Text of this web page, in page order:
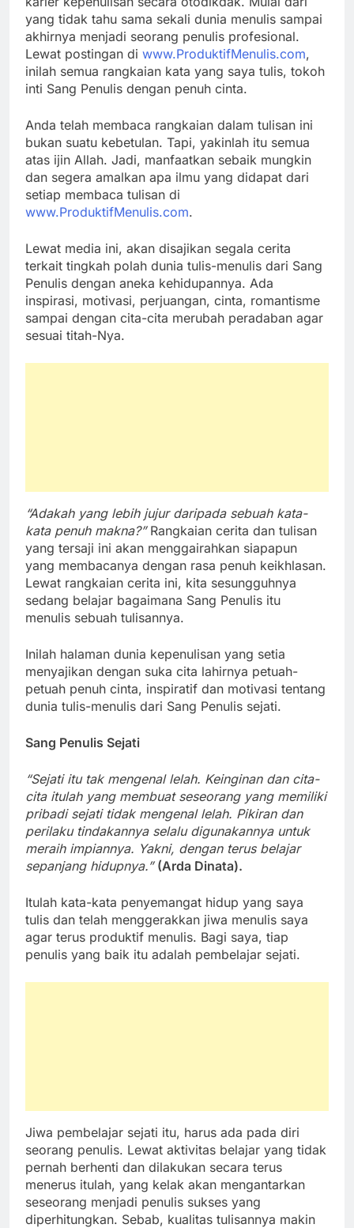
yang tidak tahu sama sekali dunia menulis sampai
akhirnya menjadi seorang penulis profesional.
Lewat postingan di www.ProduktifMenulis.com,
inilah semua rangkaian kata yang saya tulis, tokoh
inti Sang Penulis dengan penuh cinta.
Anda telah membaca rangkaian dalam tulisan ini
bukan suatu kebetulan. Tapi, yakinlah itu semua
atas ijin Allah. Jadi, manfaatkan sebaik mungkin
dan segera amalkan apa ilmu yang didapat dari
setiap membaca tulisan di
www.ProduktifMenulis.com.
Lewat media ini, akan disajikan segala cerita
terkait tingkah polah dunia tulis-menulis dari Sang
Penulis dengan aneka kehidupannya. Ada
inspirasi, motivasi, perjuangan, cinta, romantisme
sampai dengan cita-cita merubah peradaban agar
sesuai titah-Nya.
“Adakah yang lebih jujur daripada sebuah kata-
kata penuh makna?” Rangkaian cerita dan tulisan
yang tersaji ini akan menggairahkan siapapun
yang membacanya dengan rasa penuh keikhlasan.
Lewat rangkaian cerita ini, kita sesungguhnya
sedang belajar bagaimana Sang Penulis itu
menulis sebuah tulisannya.
Inilah halaman dunia kepenulisan yang setia
menyajikan dengan suka cita lahirnya petuah-
petuah penuh cinta, inspiratif dan motivasi tentang
dunia tulis-menulis dari Sang Penulis sejati.
Sang Penulis Sejati
“Sejati itu tak mengenal lelah. Keinginan dan cita-
cita itulah yang membuat seseorang yang memiliki
pribadi sejati tidak mengenal lelah. Pikiran dan
perilaku tindakannya selalu digunakannya untuk
meraih impiannya. Yakni, dengan terus belajar
sepanjang hidupnya.” (Arda Dinata).
Itulah kata-kata penyemangat hidup yang saya
tulis dan telah menggerakkan jiwa menulis saya
agar terus produktif menulis. Bagi saya, tiap
penulis yang baik itu adalah pembelajar sejati.
Jiwa pembelajar sejati itu, harus ada pada diri
seorang penulis. Lewat aktivitas belajar yang tidak
pernah berhenti dan dilakukan secara terus
menerus itulah, yang kelak akan mengantarkan
seseorang menjadi penulis sukses yang
diperhitungkan. Sebab, kualitas tulisannya makin